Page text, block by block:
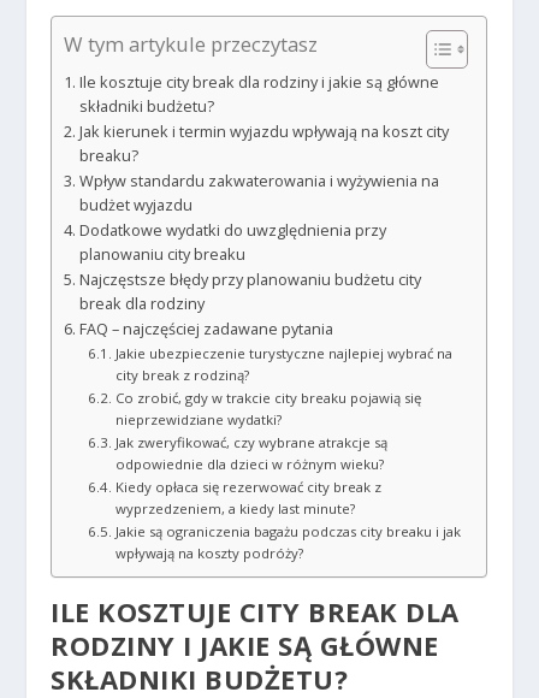
W tym artykule przeczytasz
Ile kosztuje city break dla rodziny i jakie są główne
składniki budżetu?
Jak kierunek i termin wyjazdu wpływają na koszt city
breaku?
Wpływ standardu zakwaterowania i wyżywienia na
budżet wyjazdu
Dodatkowe wydatki do uwzględnienia przy
planowaniu city breaku
Najczęstsze błędy przy planowaniu budżetu city
break dla rodziny
FAQ – najczęściej zadawane pytania
Jakie ubezpieczenie turystyczne najlepiej wybrać na
city break z rodziną?
Co zrobić, gdy w trakcie city breaku pojawią się
nieprzewidziane wydatki?
Jak zweryfikować, czy wybrane atrakcje są
odpowiednie dla dzieci w różnym wieku?
Kiedy opłaca się rezerwować city break z
wyprzedzeniem, a kiedy last minute?
Jakie są ograniczenia bagażu podczas city breaku i jak
wpływają na koszty podróży?
ILE KOSZTUJE CITY BREAK DLA
RODZINY I JAKIE SĄ GŁÓWNE
SKŁADNIKI BUDŻETU?